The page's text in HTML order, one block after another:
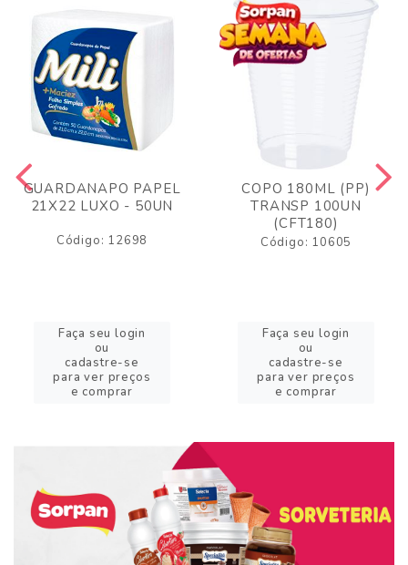
GUARDANAPO PAPEL
21X22 LUXO - 50UN
Código: 12698
Faça seu login
ou
cadastre-se
para ver preços
e comprar
COPO 180ML (PP)
TRANSP 100UN
(CFT180)
Código: 10605
Faça seu login
ou
cadastre-se
para ver preços
e comprar